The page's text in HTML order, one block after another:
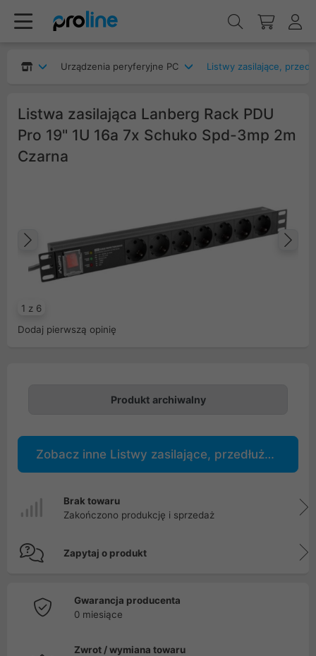
Urządzenia peryferyjne PC Listwy zasilające,
Listwa zasilająca Lanberg Rack PDU
Pro 19" 1U 16a 7x Schuko Spd-3mp 2m
Czarna
1 z 6
Poprzedni
Dodaj pierwszą opinię
Produkt archiwalny
Zobacz inne Listwy zasilające, przedłużacze
Brak towaru
Zakończono produkcję i sprzedaż
Zapytaj o produkt
Gwarancja producenta
0 miesiące
Zwrot / wymiana towaru